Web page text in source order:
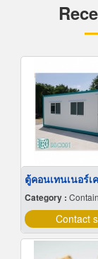
Category :
Contact